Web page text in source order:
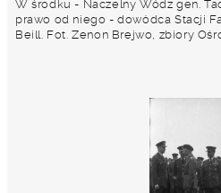
W środku - Naczelny Wódz gen.
prawo od niego - dowódca Stacji
Beill. Fot. Zenon Brejwo, zbiory